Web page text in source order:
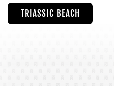
TRIASSIC BEACH